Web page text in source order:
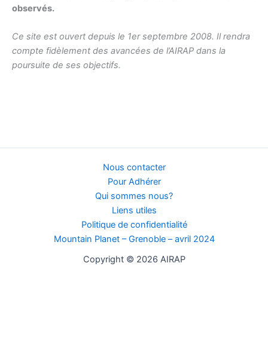
observés.
Ce site est ouvert depuis le 1er septembre 2008. Il rendra
compte fidèlement des avancées de l’AIRAP dans la
poursuite de ses objectifs.
Nous contacter
Pour Adhérer
Qui sommes nous?
Liens utiles
Politique de confidentialité
Mountain Planet – Grenoble – avril 2024
Copyright © 2026 AIRAP